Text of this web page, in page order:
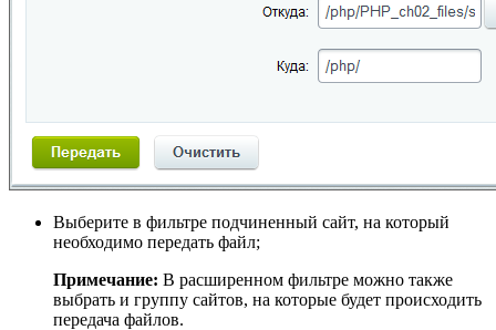
Выберите в фильтре подчиненный сайт, на который
необходимо передать файл;
Примечание: В расширенном фильтре можно также
выбрать и группу сайтов, на которые будет происходить
передача файлов.